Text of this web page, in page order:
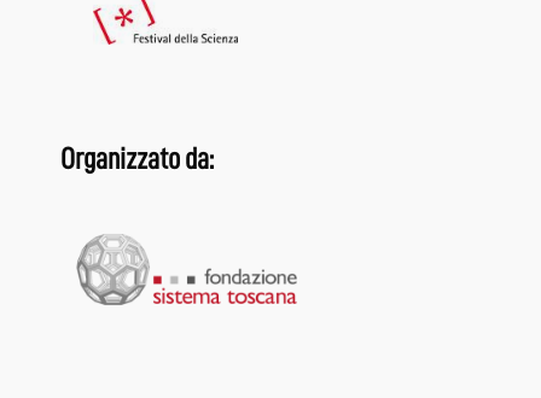
Organizzato da: